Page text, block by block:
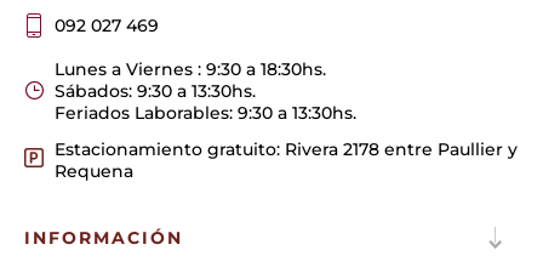
092 027 469
Lunes a Viernes : 9:30 a 18:30hs.
Sábados: 9:30 a 13:30hs.
Feriados Laborables: 9:30 a 13:30hs.
Estacionamiento gratuito: Rivera 2178 entre Paullier y
Requena
INFORMACIÓN